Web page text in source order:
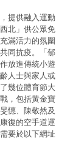
提供融入運動
北」供公眾免
滿活力的氛圍
同抗疫。「郁
放進傳統小遊
人士與家人或
幾位體育節大
，包括黃金寶
憓、陳敬然及
復的空手道運
要於以下網址